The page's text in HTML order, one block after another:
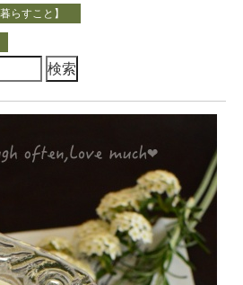
らすこと】